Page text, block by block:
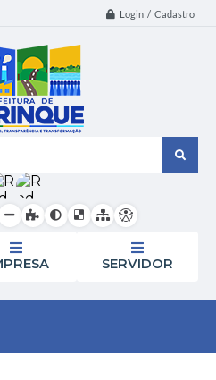
Login / Cadastro
SERVIDOR